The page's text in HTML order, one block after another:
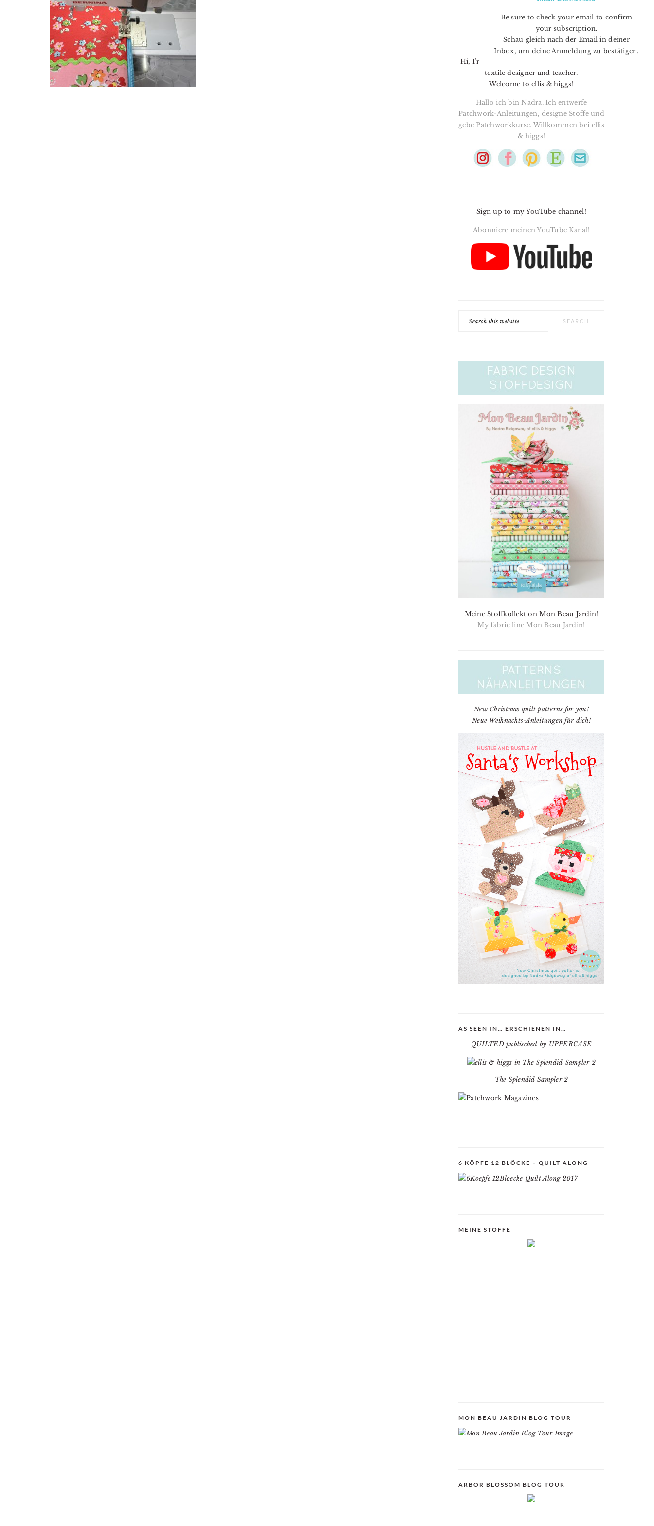
Hi, I’m Nadra. I’m a quilt pattern designer,
textile designer and teacher.
Welcome to ellis & higgs!
Hallo ich bin Nadra. Ich entwerfe
Patchwork-Anleitungen, designe Stoffe und
gebe Patchworkkurse. Willkommen bei ellis
& higgs!
Sign up to my YouTube channel!
Abonniere meinen YouTube Kanal!
Meine Stoffkollektion Mon Beau Jardin!
My fabric line Mon Beau Jardin!
New Christmas quilt patterns for you!
Neue Weihnachts-Anleitungen für dich!
AS SEEN IN… ERSCHIENEN IN…
QUILTED publisched by UPPERCASE
The Splendid Sampler 2
6 KÖPFE 12 BLÖCKE – QUILT ALONG
MEINE STOFFE
MON BEAU JARDIN BLOG TOUR
ARBOR BLOSSOM BLOG TOUR
Be sure to check your email to confirm
your subscription.
Schau gleich nach der Email in deiner
Inbox, um deine Anmeldung zu bestätigen.